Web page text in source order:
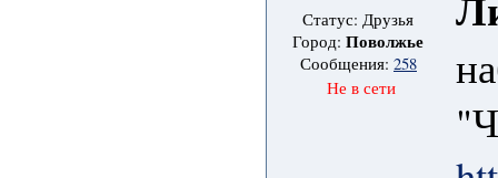
Статус: Друзья
Город:Поволжье
Сообщения: 258
Не в сети